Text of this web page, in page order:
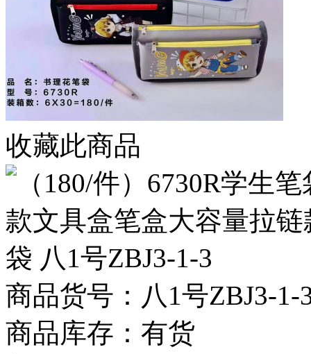
收藏此商品
商品货号：八1号ZBJ3-1-
商品库存：有货